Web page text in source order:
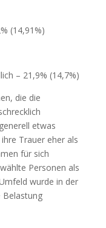
(14,91%)
– 21,9% (14,7%)
die die
etwas
Trauer eher als
für sich
Personen als
wurde in der
Belastung